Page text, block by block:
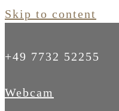
Skip to content
+49 7732 52255
Webcam